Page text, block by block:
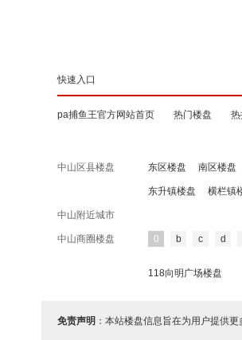
快速入口
pa捕鱼王官方网站首页 热门楼盘 热
中山区县楼盘 东区楼盘 南区楼盘
东升镇楼盘 横栏镇
中山附近城市
中山商圈楼盘 0 b c d
118向明广场楼盘
免责声明 ：本站楼盘信息旨在为用户提供